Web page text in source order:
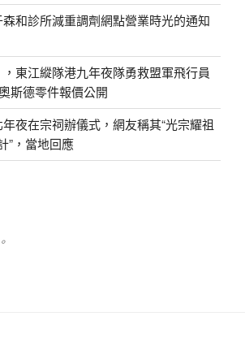
和診所減重調劑網點營業時光的通知
東江縱隊港九年夜隊勇救盟軍飛行員
斯德零件報價公開
夜在宗祠辦儀式，網友稱其“光宗耀祖
”，當地回應